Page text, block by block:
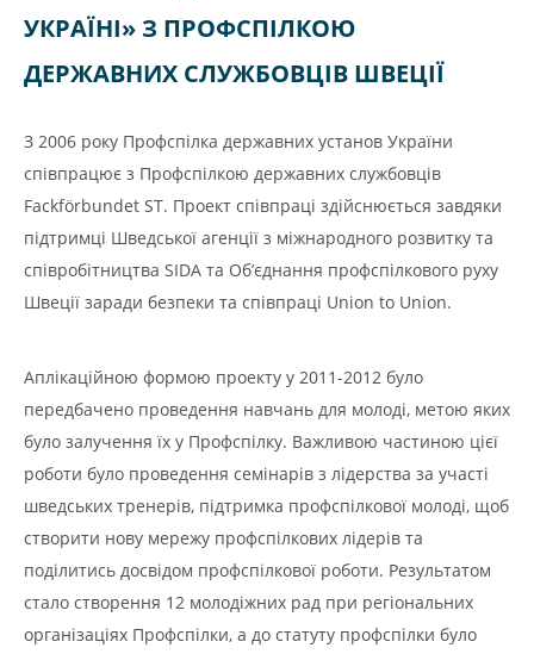
УКРАЇНІ» З ПРОФСПІЛКОЮ
ДЕРЖАВНИХ СЛУЖБОВЦІВ ШВЕЦІЇ
З 2006 року Профспілка державних установ України
співпрацює з Профспілкою державних службовців
Fackfӧrbundet ST. Проект співпраці здійснюється завдяки
підтримці Шведської агенції з міжнародного розвитку та
співробітництва SIDA та Об’єднання профспілкового руху
Швеції заради безпеки та співпраці Union to Union.
Аплікаційною формою проекту у 2011-2012 було
передбачено проведення навчань для молоді, метою яких
було залучення їх у Профспілку. Важливою частиною цієї
роботи було проведення семінарів з лідерства за участі
шведських тренерів, підтримка профспілкової молоді, щоб
створити нову мережу профспілкових лідерів та
поділитись досвідом профспілкової роботи. Результатом
стало створення 12 молодіжних рад при регіональних
організаціях Профспілки, а до статуту профспілки було